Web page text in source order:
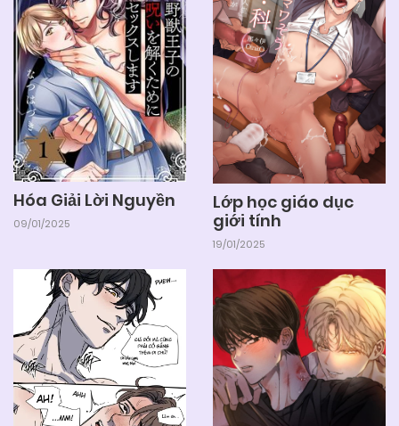
Hóa Giải Lời Nguyền
09/01/2025
Lớp học giáo dục
giới tính
19/01/2025